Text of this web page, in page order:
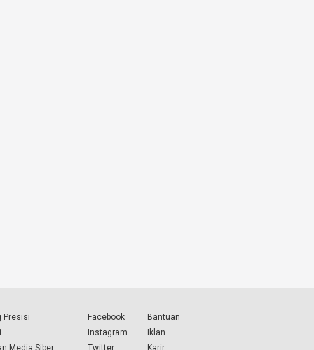
Presisi
Media Siber
Facebook
Instagram
Twitter
Bantuan
Iklan
Karir